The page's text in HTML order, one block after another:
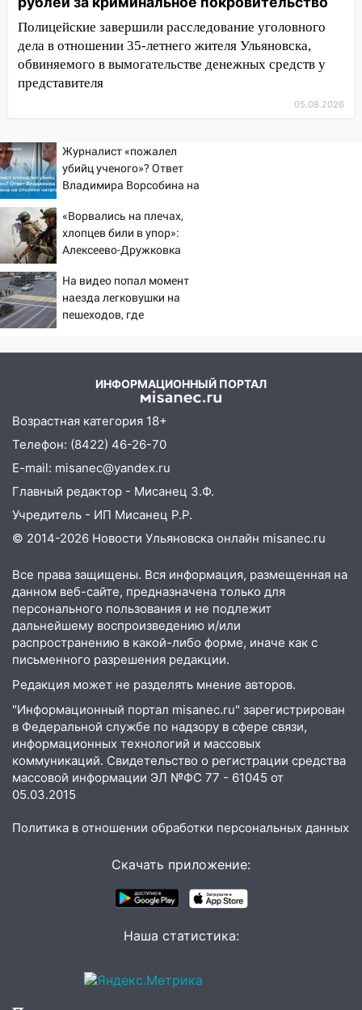
12:21
Заволжье ушло под воду после
ливня: дорожникам пришлось срочно
расчищать ливнёвки
10:40 Новый мост через Свиягу в
10:25
Курьер мошенников из Казани
забрал у пенсионерки из
Димитровграда более 1,1 млн рублей
10:01
В Заволжском районе Ульяновска
загорелся легковой автомобиль
09:51
В Заволжском районе Ульяновска
загорелись промышленные отходы
09:45
В Заволжском районе Ульяновска
загорелся гаражный бокс:
дачный дом
08:28 УлГУ получит субсидию на
создание отечественного ПЦР-
анализатора
07:17 Какая погода ждёт Ульяновскую
область днём 4 августа
07:10 В Ульяновске почти 20 тысяч
женщины
06:00 Топор убил человека, а пожары
уничтожили 122 дома
05:00 Вселенная выбрала фаворита:
гороскоп на 4 августа — один знак ждет
настоящий прорыв
03.08.2026
20:38 Ульяновские легкоатлетки
завоевали серебро Первенства России
20:06
В Ишеевке 24-летний мужчина
ударил знакомого ножом в грудь
19:39
В Ульяновске открылась выставка
Прогноз погоды в Ульяновской
области на 4 августа
На трассе Казань — Ульяновск
В Ульяновской области на
Полицейские завершили расследование уголовного
дела в отношении 35-летнего жителя Ульяновска,
обвиняемого в вымогательстве денежных средств у
представителя
05.08.2026
Журналист «пожалел
убийц ученого»? Ответ
Владимира Ворсобина на
«Ворвались на плечах,
хлопцев били в упор»:
Алексеево-Дружковка
«птах Мадьяра»
На видео попал момент
наезда легковушки на
пешеходов, где
ИНФОРМАЦИОННЫЙ ПОРТАЛ
Возрастная категория 18+
Телефон: (8422) 46-26-70
E-mail: misanec@yandex.ru
Главный редактор - Мисанец З.Ф.
Учредитель - ИП Мисанец Р.Р.
© 2014-2026 Новости Ульяновска онлайн misanec.ru
Все права защищены. Вся информация, размещенная на
данном веб-сайте, предназначена только для
персонального пользования и не подлежит
дальнейшему воспроизведению и/или
распространению в какой-либо форме, иначе как с
письменного разрешения редакции.
Редакция может не разделять мнение авторов.
"Информационный портал misanec.ru" зарегистрирован
в Федеральной службе по надзору в сфере связи,
информационных технологий и массовых
коммуникаций. Свидетельство о регистрации средства
массовой информации ЭЛ №ФС 77 - 61045 от
05.03.2015
Политика в отношении обработки персональных данных
Скачать приложение:
Наша статистика: